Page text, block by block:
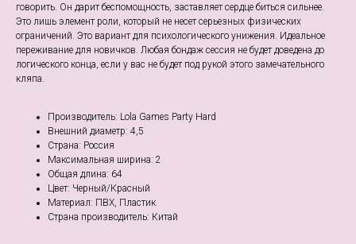
говорить. Он дарит беспомощность, заставляет сердце биться сильнее.
Это лишь элемент роли, который не несет серьезных физических
ограничений. Это вариант для психологического унижения. Идеальное
переживание для новичков. Любая бондаж сессия не будет доведена до
логического конца, если у вас не будет под рукой этого замечательного
кляпа.
Производитель: Lola Games Party Hard
Внешний диаметр: 4,5
Страна: Россия
Максимальная ширина: 2
Общая длина: 64
Цвет: Черный/Красный
Материал: ПВХ, Пластик
Страна производитель: Китай